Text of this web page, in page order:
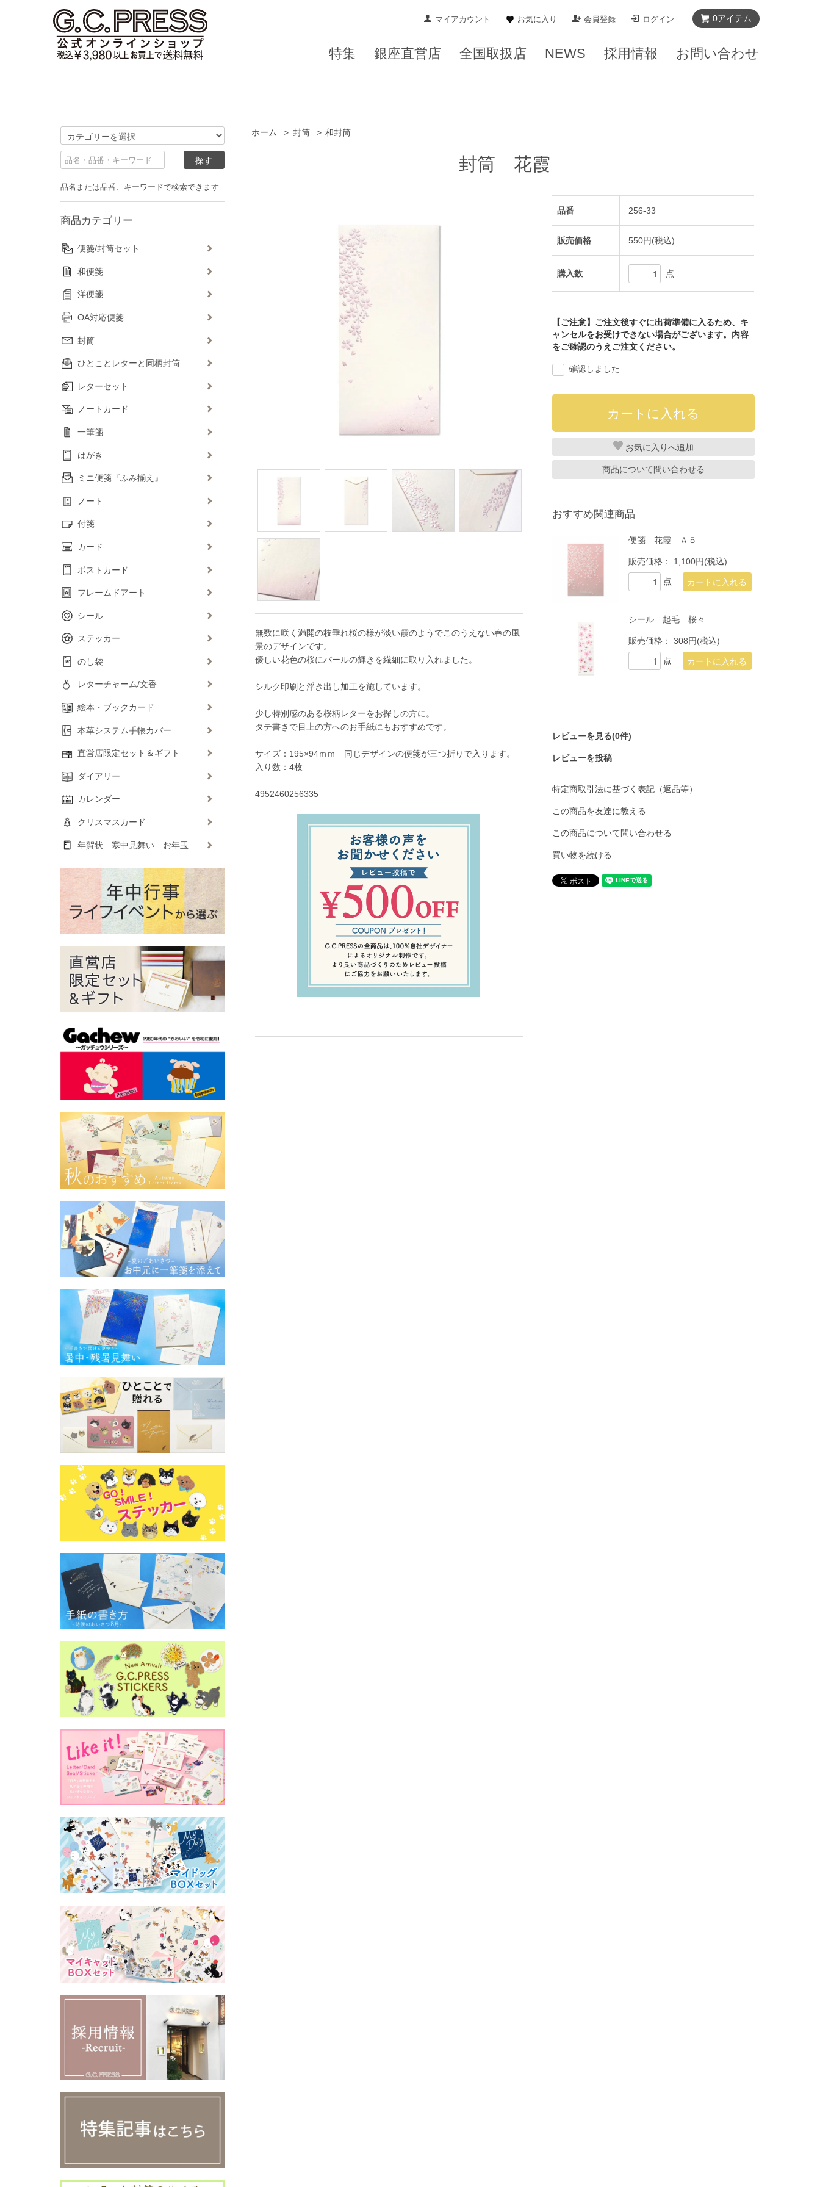
ホーム > 封筒 > 和封筒
封筒 花霞
無数に咲く満開の枝垂れ桜の様が淡い霞のようでこのうえない春の風
景のデザインです。
優しい花色の桜にパールの輝きを繊細に取り入れました。
シルク印刷と浮き出し加工を施しています。
少し特別感のある桜柄レターをお探しの方に。
タテ書きで目上の方へのお手紙にもおすすめです。
サイズ：195×94ｍｍ 同じデザインの便箋が三つ折りで入ります。
入り数：4枚
4952460256335
品番 256-33
販売価格 550円(税込)
購入数 点
【ご注意】ご注文後すぐに出荷準備に入るため、キ
ャンセルをお受けできない場合がございます。内容
をご確認のうえご注文ください。
確認しました
お気に入り
商品について問い合わせる
おすすめ関連商品
便箋 花霞 Ａ５
販売価格： 1,100円(税込)
点
シール 起毛 桜々
販売価格：308円(税込)
点
レビューを見る(0件)
レビューを投稿
特定商取引法に基づく表記（返品等）
この商品を友達に教える
この商品について問い合わせる
買い物を続ける
品名または品番、キーワードで検索できます
商品カテゴリー
便箋/封筒セット
和便箋
洋便箋
OA対応便箋
封筒
ひとことレターと同柄封筒
レターセット
ノートカード
一筆箋
はがき
ミニ便箋『ふみ揃え』
ノート
付箋
カード
ポストカード
フレームドアート
シール
ステッカー
のし袋
レターチャーム/文香
絵本・ブックカード
本革システム手帳カバー
直営店限定セット＆ギフト
ダイアリー
カレンダー
クリスマスカード
年賀状 寒中見舞い お年玉
0アイテム
マイアカウント お気に入り 会員登録 ログイン
特集 銀座直営店 全国取扱店 NEWS 採用情報 お問い合わせ